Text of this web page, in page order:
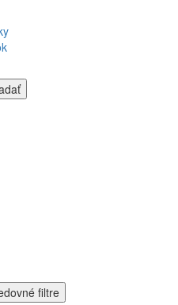
filtre